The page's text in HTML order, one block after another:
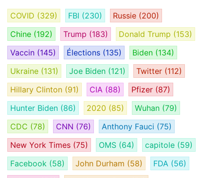
COVID (329) FBI (230) Russie (200)
Chine (192) Trump (183) Donald Trump (153)
Vaccin (145) Élections (135) Biden (134)
Ukraine (131) Joe Biden (121) Twitter (112)
Hillary Clinton (91) CIA (88) Pfizer (87)
Hunter Biden (86) 2020 (85) Wuhan (79)
CDC (78) CNN (76) Anthony Fauci (75)
New York Times (75) OMS (64) capitole (59)
Facebook (58) John Durham (58) FDA (56)